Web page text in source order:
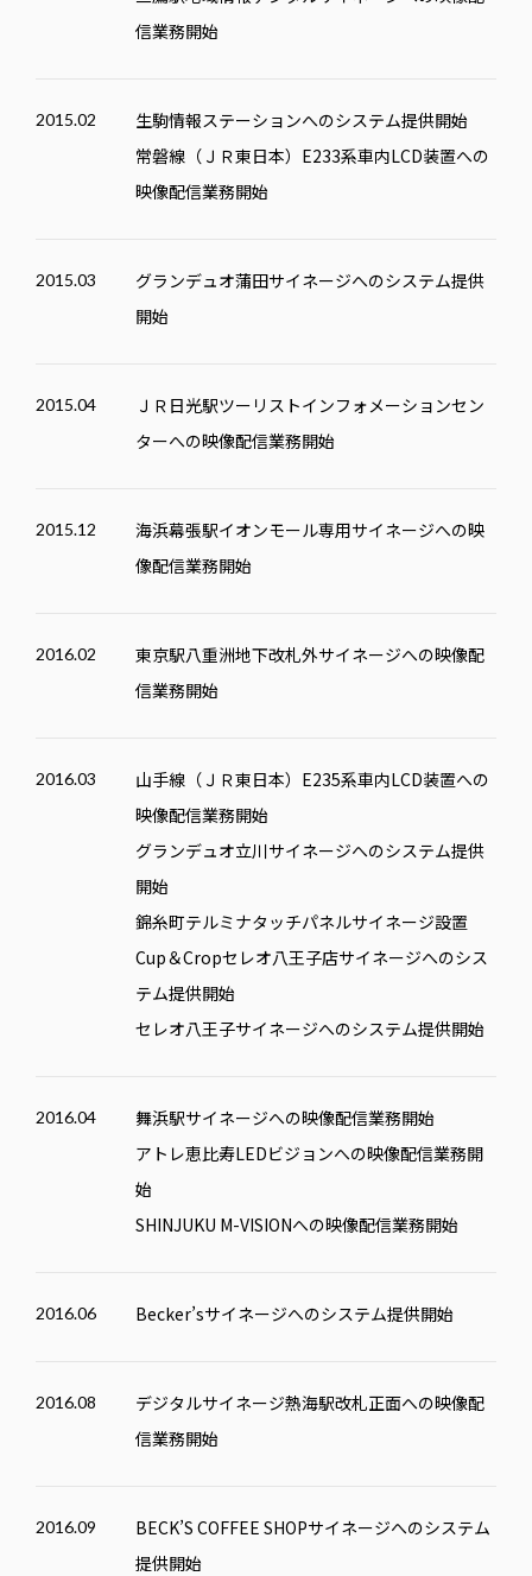
信業務開始
2015.02
生駒情報ステーションへのシステム提供開始
常磐線（ＪＲ東日本）E233系車内LCD装置への
映像配信業務開始
2015.03
グランデュオ蒲田サイネージへのシステム提供
開始
2015.04
ＪＲ日光駅ツーリストインフォメーションセン
ターへの映像配信業務開始
2015.12
海浜幕張駅イオンモール専用サイネージへの映
像配信業務開始
2016.02
東京駅八重洲地下改札外サイネージへの映像配
信業務開始
2016.03
山手線（ＪＲ東日本）E235系車内LCD装置への
映像配信業務開始
グランデュオ立川サイネージへのシステム提供
開始
錦糸町テルミナタッチパネルサイネージ設置
Cup＆Cropセレオ八王子店サイネージへのシス
テム提供開始
セレオ八王子サイネージへのシステム提供開始
2016.04
舞浜駅サイネージへの映像配信業務開始
アトレ恵比寿LEDビジョンへの映像配信業務開
始
SHINJUKU M-VISIONへの映像配信業務開始
2016.06 Becker’sサイネージへのシステム提供開始
2016.08
デジタルサイネージ熱海駅改札正面への映像配
信業務開始
2016.09 BECK’S COFFEE SHOPサイネージへのシステム
提供開始